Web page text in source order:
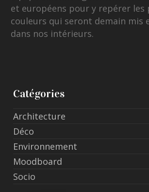
et européens pour y repérer
couleurs qui seront demain mis
dans nos intérieurs.
Catégories
Architecture
Déco
Environnement
Moodboard
Socio